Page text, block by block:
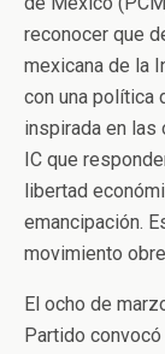
reconocer que
mexicana de la
con una política
inspirada en las
IC que
libertad
emancipación.
movimiento
El ocho de
Partido